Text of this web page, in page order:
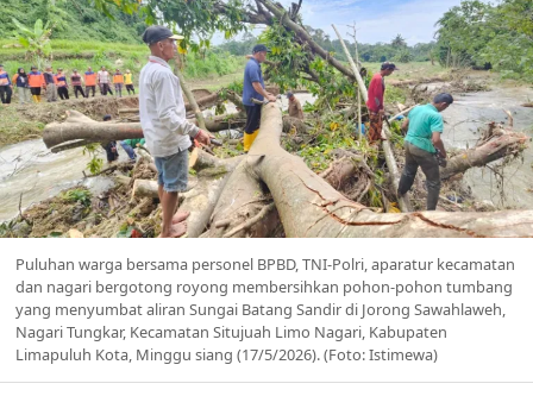
Puluhan warga bersama personel BPBD, TNI-Polri, aparatur kecamatan
dan nagari bergotong royong membersihkan pohon-pohon tumbang
yang menyumbat aliran Sungai Batang Sandir di Jorong Sawahlaweh,
Nagari Tungkar, Kecamatan Situjuah Limo Nagari, Kabupaten
Limapuluh Kota, Minggu siang (17/5/2026). (Foto: Istimewa)